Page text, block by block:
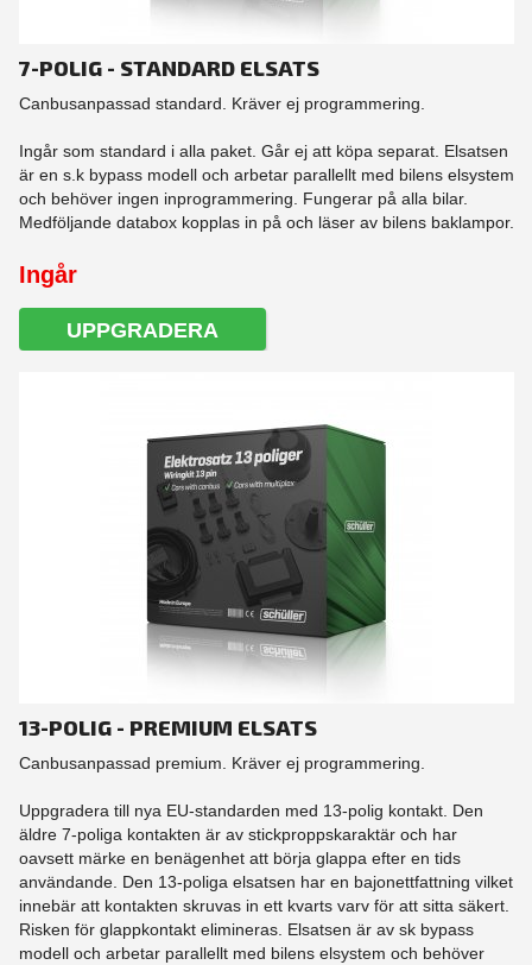
7-POLIG - STANDARD ELSATS
Canbusanpassad standard. Kräver ej programmering.
Ingår som standard i alla paket. Går ej att köpa separat. Elsatsen
är en s.k bypass modell och arbetar parallellt med bilens elsystem
och behöver ingen inprogrammering. Fungerar på alla bilar.
Medföljande databox kopplas in på och läser av bilens baklampor.
Ingår
UPPGRADERA
13-POLIG - PREMIUM ELSATS
Canbusanpassad premium. Kräver ej programmering.
Uppgradera till nya EU-standarden med 13-polig kontakt. Den
äldre 7-poliga kontakten är av stickproppskaraktär och har
oavsett märke en benägenhet att börja glappa efter en tids
användande. Den 13-poliga elsatsen har en bajonettfattning vilket
innebär att kontakten skruvas in ett kvarts varv för att sitta säkert.
Risken för glappkontakt elimineras. Elsatsen är av sk bypass
modell och arbetar parallellt med bilens elsystem och behöver